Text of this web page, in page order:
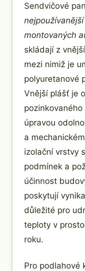
Sendvičové
montovaných
skládají z
mezi nimiž je
polyuretanové
Vnější plášť je
úpravou
a
izolační vrstvy
podmínek a
účinnost
poskytují
důležité pro
teploty v
roku.
Pro podlahové